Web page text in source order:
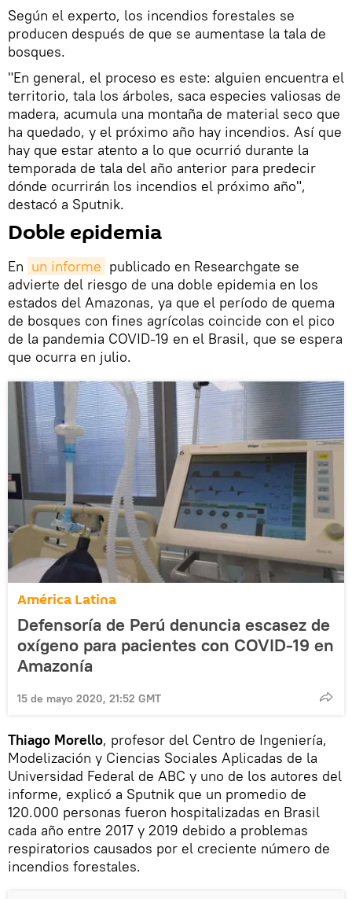
Según el experto, los incendios forestales se
producen después de que se aumentase la tala de
bosques.
"En general, el proceso es este: alguien encuentra el
territorio, tala los árboles, saca especies valiosas de
madera, acumula una montaña de material seco que
ha quedado, y el próximo año hay incendios. Así que
hay que estar atento a lo que ocurrió durante la
temporada de tala del año anterior para predecir
dónde ocurrirán los incendios el próximo año",
destacó a Sputnik.
Doble epidemia
En un informe publicado en Researchgate se
advierte del riesgo de una doble epidemia en los
estados del Amazonas, ya que el período de quema
de bosques con fines agrícolas coincide con el pico
de la pandemia COVID-19 en el Brasil, que se espera
que ocurra en julio.
América Latina
Defensoría de Perú denuncia escasez de
oxígeno para pacientes con COVID-19 en
Amazonía
15 de mayo 2020, 21:52 GMT
Thiago Morello, profesor del Centro de Ingeniería,
Modelización y Ciencias Sociales Aplicadas de la
Universidad Federal de ABC y uno de los autores del
informe, explicó a Sputnik que un promedio de
120.000 personas fueron hospitalizadas en Brasil
cada año entre 2017 y 2019 debido a problemas
respiratorios causados por el creciente número de
incendios forestales.